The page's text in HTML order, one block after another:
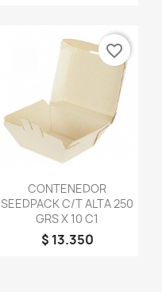
Vista rápida
CONTENEDOR
SEEDPACK C/T ALTA 250
GRS X 10 C1
$ 13.350
favorite_border